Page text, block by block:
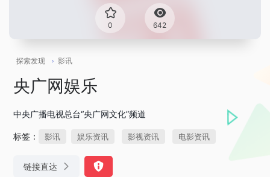
0 642
探索发现 影讯
央广网娱乐
中央广播电视总台“央广网文化”频道
标签： 影讯 娱乐资讯 影视资讯 电影资讯
链接直达